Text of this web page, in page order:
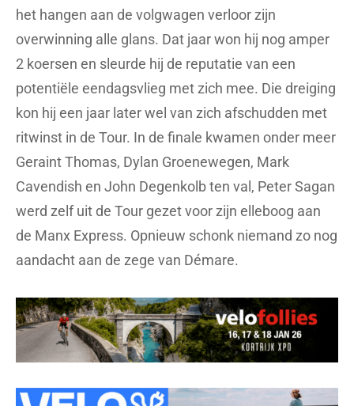
het hangen aan de volgwagen verloor zijn
overwinning alle glans. Dat jaar won hij nog amper
2 koersen en sleurde hij de reputatie van een
potentiële eendagsvlieg met zich mee. Die dreiging
kon hij een jaar later wel van zich afschudden met
ritwinst in de Tour. In de finale kwamen onder meer
Geraint Thomas, Dylan Groenewegen, Mark
Cavendish en John Degenkolb ten val, Peter Sagan
werd zelf uit de Tour gezet voor zijn elleboog aan
de Manx Express. Opnieuw schonk niemand zo nog
aandacht aan de zege van Démare.